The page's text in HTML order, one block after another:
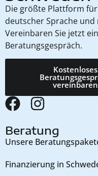
Die größte Plattform für
deutscher Sprache
Vereinbaren Sie jetzt
Beratungsgespräch.
Kostenloses
vereinbaren
Beratung
Unsere
Finanzierung in